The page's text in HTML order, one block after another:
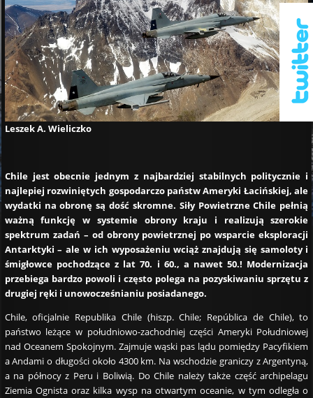
Leszek A. Wieliczko
Chile jest obecnie jednym z najbardziej stabilnych politycznie i
najlepiej rozwiniętych gospodarczo państw Ameryki Łacińskiej, ale
wydatki na obronę są dość skromne. Siły Powietrzne Chile pełnią
ważną funkcję w systemie obrony kraju i realizują szerokie
spektrum zadań – od obrony powietrznej po wsparcie eksploracji
Antarktyki – ale w ich wyposażeniu wciąż znajdują się samoloty i
śmigłowce pochodzące z lat 70. i 60., a nawet 50.! Modernizacja
przebiega bardzo powoli i często polega na pozyskiwaniu sprzętu z
drugiej ręki i unowocześnianiu posiadanego.
Chile, oficjalnie Republika Chile (hiszp. Chile; República de Chile), to
państwo leżące w południowo-zachodniej części Ameryki Południowej
nad Oceanem Spokojnym. Zajmuje wąski pas lądu pomiędzy Pacyfikiem
a Andami o długości około 4300 km. Na wschodzie graniczy z Argentyną,
a na północy z Peru i Boliwią. Do Chile należy także część archipelagu
Ziemia Ognista oraz kilka wysp na otwartym oceanie, w tym odległa o